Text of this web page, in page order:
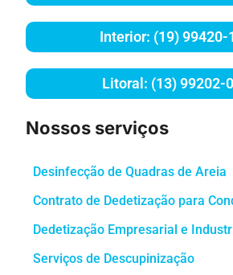
Interior: (19) 99420-
Litoral: (13) 99202-
Nossos serviços
Desinfecção de Quadras de Areia
Contrato de Dedetização para
Dedetização Empresarial e
Serviços de Descupinização